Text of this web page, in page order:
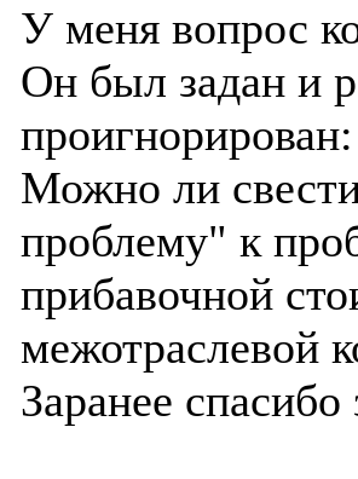
У меня вопрос
Он был задан и
проигнорирован:
Можно ли
проблему" к
прибавочной
межотраслевой
Заранее